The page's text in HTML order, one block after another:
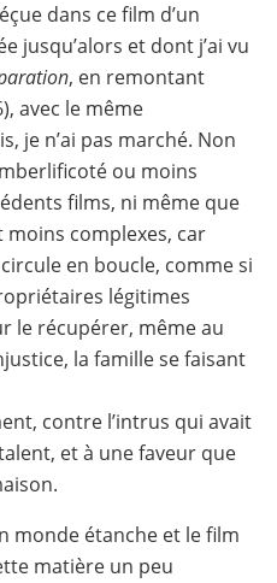
dans ce film d’un
jusqu’alors et dont j’ai vu
, en remontant
avec le même
je n’ai pas marché. Non
ou moins
films, ni même que
moins complexes, car
en boucle, comme si
légitimes
le récupérer, même au
la famille se faisant
contre l’intrus qui avait
et à une faveur que
monde étanche et le film
matière un peu